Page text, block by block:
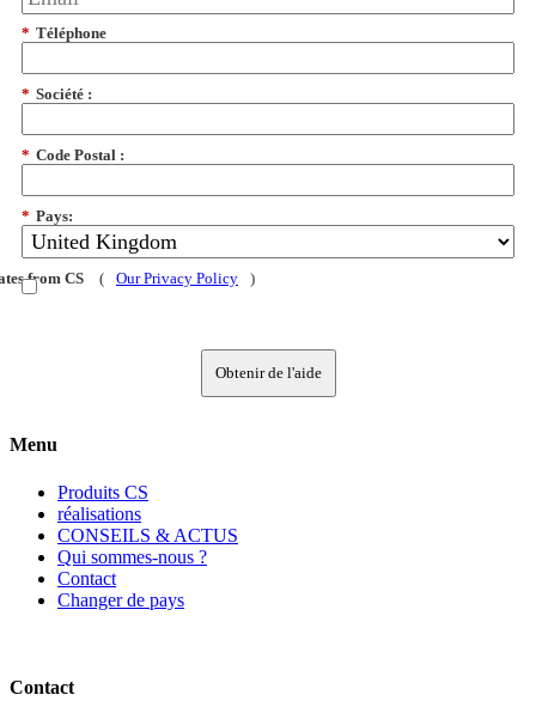
* Téléphone
* Société :
* Code Postal :
* Pays:
from CS ( Our Privacy Policy )
Obtenir de l'aide
Menu
Produits CS
réalisations
CONSEILS & ACTUS
Qui sommes-nous ?
Contact
Changer de pays
Contact